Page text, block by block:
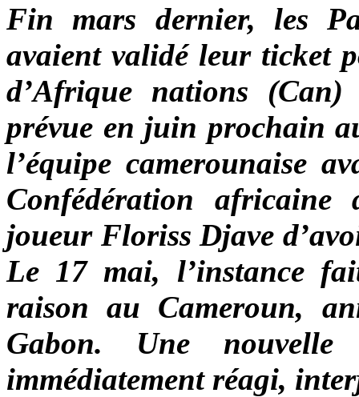
Fin mars dernier, les
avaient validéleur ticket
d’Afrique nations
prévue en juin prochain
l’équipe camerounaise
Confédération
joueur Floriss Djave
Le 17 mai, l’instance
raison au Cameroun,
Gabon. Une
immédiatement réagi,